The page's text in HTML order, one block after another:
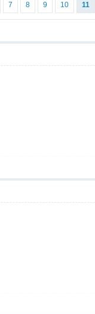
7 8 9 10 11